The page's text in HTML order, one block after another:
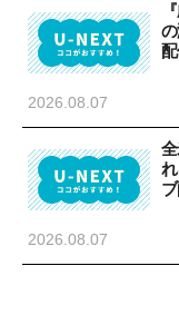
2026.08.07
2026.08.07